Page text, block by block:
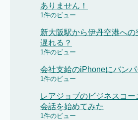
ありません！
1件のビュー
新大阪駅から伊丹空港への
遅れる？
1件のビュー
会社支給のiPhoneにバン
1件のビュー
レアジョブのビジネスコー
会話を始めてみた
1件のビュー